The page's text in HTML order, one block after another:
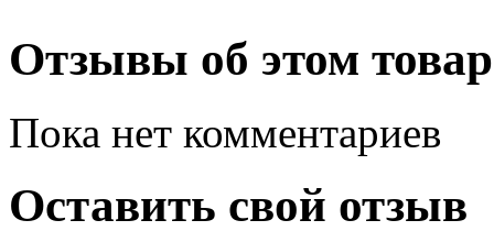
Отзывы об этом
Пока нет комментариев
Оставить свой отзыв